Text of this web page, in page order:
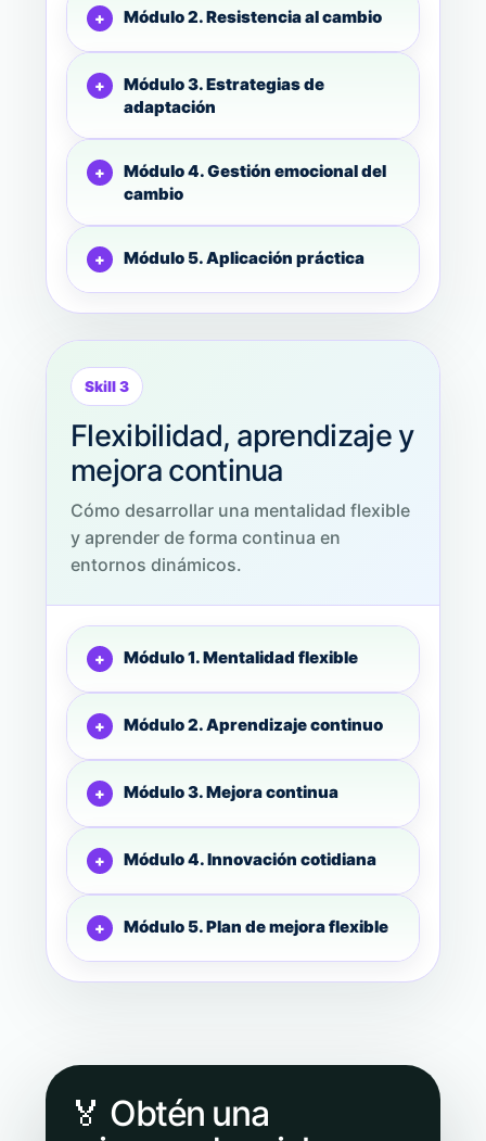
Módulo 2. Resistencia al cambio
Módulo 3. Estrategias de
adaptación
Módulo 4. Gestión emocional del
cambio
Módulo 5. Aplicación práctica
Skill 3
Flexibilidad, aprendizaje y
mejora continua
Cómo desarrollar una mentalidad flexible
y aprender de forma continua en
entornos dinámicos.
Módulo 1. Mentalidad flexible
Módulo 2. Aprendizaje continuo
Módulo 3. Mejora continua
Módulo 4. Innovación cotidiana
Módulo 5. Plan de mejora flexible
🏅 Obtén una